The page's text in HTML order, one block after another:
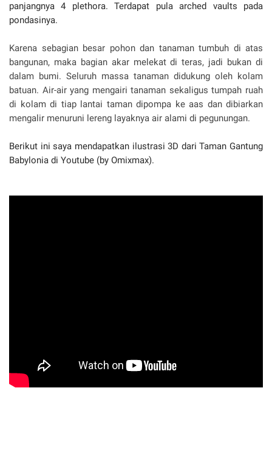
panjangnya 4 plethora. Terdapat pula arched vaults pada
pondasinya.
Karena sebagian besar pohon dan tanaman tumbuh di atas
bangunan, maka bagian akar melekat di teras, jadi bukan di
dalam bumi. Seluruh massa tanaman didukung oleh kolam
batuan. Air-air yang mengairi tanaman sekaligus tumpah ruah
di kolam di tiap lantai taman dipompa ke aas dan dibiarkan
mengalir menuruni lereng layaknya air alami di pegunungan.
Berikut ini saya mendapatkan ilustrasi 3D dari Taman Gantung
Babylonia di Youtube (by Omixmax).